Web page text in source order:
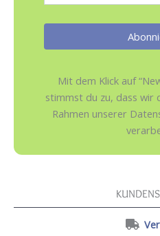
Mit dem Klick auf
stimmst du zu, dass wir
Rahmen unserer